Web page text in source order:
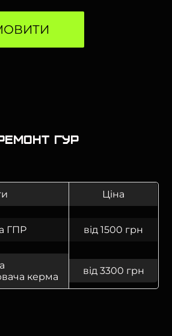
ГУР
Ціна
ГПР від 1500 грн
керма
від 3300 грн